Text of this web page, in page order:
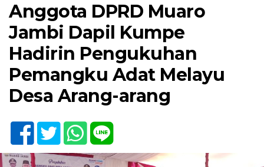
Anggota DPRD Muaro
Jambi Dapil Kumpe
Hadirin Pengukuhan
Pemangku Adat Melayu
Desa Arang-arang